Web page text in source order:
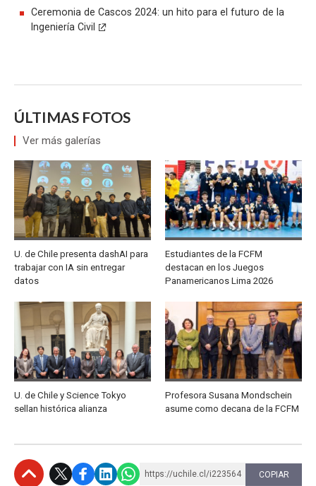
Ceremonia de Cascos 2024: un hito para el futuro de la
Ingeniería Civil
ÚLTIMAS FOTOS
Ver más galerías
U. de Chile presenta dashAI para
trabajar con IA sin entregar
datos
Estudiantes de la FCFM
destacan en los Juegos
Panamericanos Lima 2026
U. de Chile y Science Tokyo
sellan histórica alianza
Profesora Susana Mondschein
asume como decana de la FCFM
https://uchile.cl/i223564 COPIAR